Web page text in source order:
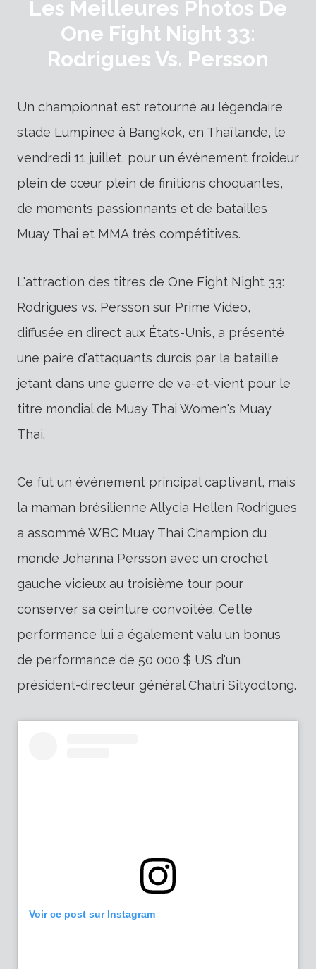
Les Meilleures Photos De
One Fight Night 33:
Rodrigues Vs. Persson
Un championnat est retourné au légendaire
stade Lumpinee à Bangkok, en Thaïlande, le
vendredi 11 juillet, pour un événement froideur
plein de cœur plein de finitions choquantes,
de moments passionnants et de batailles
Muay Thai et MMA très compétitives.
L'attraction des titres de One Fight Night 33:
Rodrigues vs. Persson sur Prime Video,
diffusée en direct aux États-Unis, a présenté
une paire d'attaquants durcis par la bataille
jetant dans une guerre de va-et-vient pour le
titre mondial de Muay Thai Women's Muay
Thai.
Ce fut un événement principal captivant, mais
la maman brésilienne Allycia Hellen Rodrigues
a assommé WBC Muay Thai Champion du
monde Johanna Persson avec un crochet
gauche vicieux au troisième tour pour
conserver sa ceinture convoitée. Cette
performance lui a également valu un bonus
de performance de 50 000 $ US d'un
président-directeur général Chatri Sityodtong.
Voir ce post sur Instagram